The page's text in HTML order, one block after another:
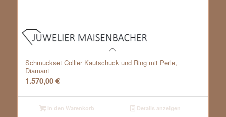
Schmuckset Collier Kautschuck und Ring mit Perle,
Diamant
1.570,00€
In den Warenkorb Details anzeigen